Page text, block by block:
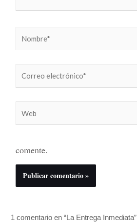
electrónico*
comente.
1 comentario en “La Entrega Inmediata”